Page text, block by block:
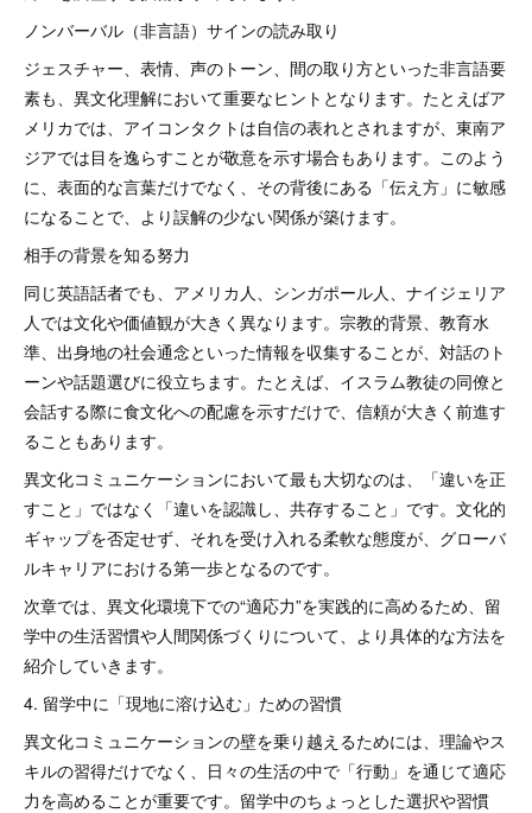
ノンバーバル（非言語）サインの読み取り
ジェスチャー、表情、声のトーン、間の取り方といった非言語要
素も、異文化理解において重要なヒントとなります。たとえばア
メリカでは、アイコンタクトは自信の表れとされますが、東南ア
ジアでは目を逸らすことが敬意を示す場合もあります。このよう
に、表面的な言葉だけでなく、その背後にある「伝え方」に敏感
になることで、より誤解の少ない関係が築けます。
相手の背景を知る努力
同じ英語話者でも、アメリカ人、シンガポール人、ナイジェリア
人では文化や価値観が大きく異なります。宗教的背景、教育水
準、出身地の社会通念といった情報を収集することが、対話のト
ーンや話題選びに役立ちます。たとえば、イスラム教徒の同僚と
会話する際に食文化への配慮を示すだけで、信頼が大きく前進す
ることもあります。
異文化コミュニケーションにおいて最も大切なのは、「違いを正
すこと」ではなく「違いを認識し、共存すること」です。文化的
ギャップを否定せず、それを受け入れる柔軟な態度が、グローバ
ルキャリアにおける第一歩となるのです。
次章では、異文化環境下での“適応力”を実践的に高めるため、留
学中の生活習慣や人間関係づくりについて、より具体的な方法を
紹介していきます。
4. 留学中に「現地に溶け込む」ための習慣
異文化コミュニケーションの壁を乗り越えるためには、理論やス
キルの習得だけでなく、日々の生活の中で「行動」を通じて適応
力を高めることが重要です。留学中のちょっとした選択や習慣